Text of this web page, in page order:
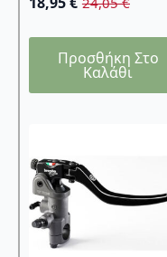
Original
was:
24,05 €.
Η
τιμή
είναι:Προσθήκη Στο
Καλάθι